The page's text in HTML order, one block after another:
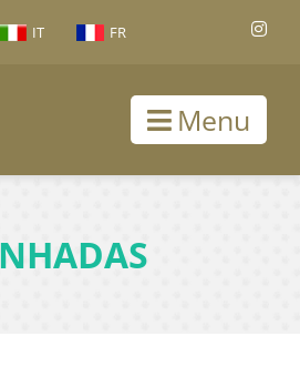
IT FR
Menu